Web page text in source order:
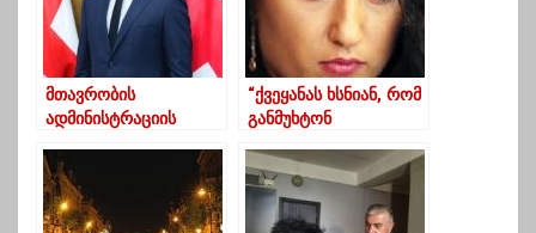
მთავრობის
ადმინისტრაციის
გადადგა
“ქვეყანას ხსნიან, რომ
განმუხტონ